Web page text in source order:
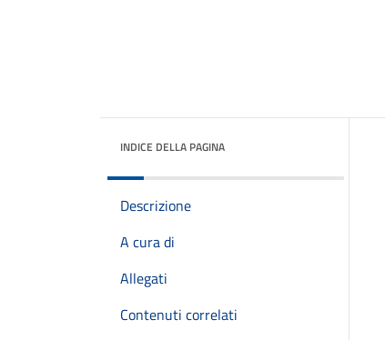
INDICE DELLA PAGINA
Descrizione
A cura di
Allegati
Contenuti correlati